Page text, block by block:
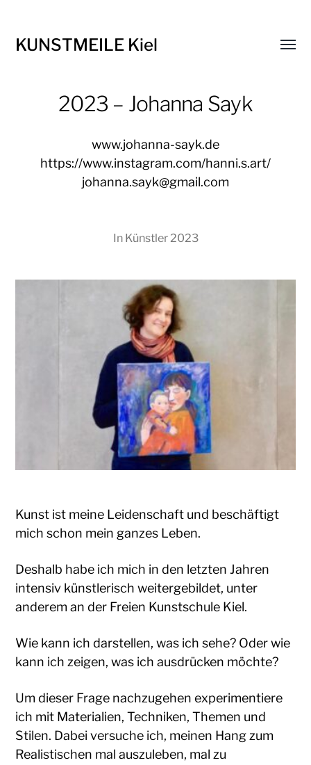
KUNSTMEILE Kiel
Menü
2023 – Johanna Sayk
www.johanna-sayk.de
https://www.instagram.com/hanni.s.art/
johanna.sayk@gmail.com
In Künstler 2023
Kunst ist meine Leidenschaft und beschäftigt
mich schon mein ganzes Leben.
Deshalb habe ich mich in den letzten Jahren
intensiv künstlerisch weitergebildet, unter
anderem an der Freien Kunstschule Kiel.
Wie kann ich darstellen, was ich sehe? Oder wie
kann ich zeigen, was ich ausdrücken möchte?
Um dieser Frage nachzugehen experimentiere
ich mit Materialien, Techniken, Themen und
Stilen. Dabei versuche ich, meinen Hang zum
Realistischen mal auszuleben, mal zu